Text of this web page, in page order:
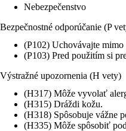
Nebezpečenstvo
Bezpečnostné odporúčanie (P
(P102) Uchovávajte mimo
(P103) Pred použitím si
Výstražné upozornenia (H vety)
(H317) Môže vyvolať
(H315) Dráždi kožu.
(H318) Spôsobuje vážne
(H335) Môže spôsobiť